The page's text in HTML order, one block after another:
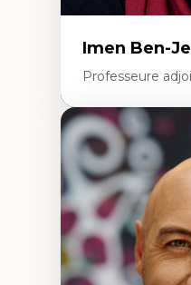
Imen Ben-
Professeure
Expertises
Discours sur la
Mosquées,
Reconnaissance
communautés
urbain
Design
Patrimoine et
Études
savoirs